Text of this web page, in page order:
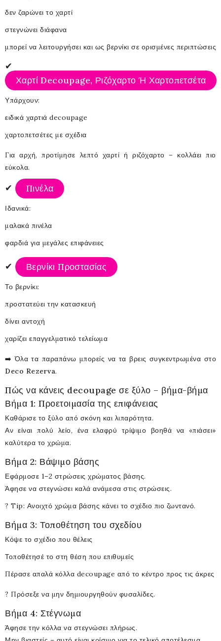
δεν ζαρώνει το χαρτί
στεγνώνει διάφανα
μπορεί να λειτουργήσει και ως βερνίκι σε ορισμένες περιπτώσεις
✔
Χαρτί Decoupage, Ριζόχαρτο Ή Χαρτοπετσέτα
Υπάρχουν:
ειδικά χαρτιά decoupage
χαρτοπετσέτες με σχέδια
Για αρχή, προτίμησε λεπτό χαρτί ή ριζόχαρτο – κολλάει πιο
εύκολα.
✔ Πινέλα
Ιδανικά:
μαλακά πινέλα
φαρδιά για μεγάλες επιφάνειες
✔ Βερνίκι Προστασίας
Το βερνίκι:
προστατεύει την κατασκευή
δίνει αντοχή
χαρίζει επαγγελματικό τελείωμα
➡️ Όλα τα παραπάνω μπορείς να τα βρεις συγκεντρωμένα στο
Deco Rezerva.
Πώς να κάνεις decoupage σε ξύλο – βήμα-βήμα
Βήμα 1: Προετοιμασία της επιφάνειας
Καθάρισε το ξύλο από σκόνη και λιπαρότητα.
Αν είναι πολύ λείο, ένα ελαφρύ τρίψιμο βοηθά να «πιάσει»
καλύτερα το χρώμα.
Βήμα 2: Βάψιμο βάσης
Εφάρμοσε 1–2 στρώσεις χρώματος βάσης.
Άφησε να στεγνώσει καλά ανάμεσα στις στρώσεις.
? Tip: Ανοιχτό χρώμα βάσης κάνει το σχέδιο πιο ζωντανό.
Βήμα 3: Τοποθέτηση του σχεδίου
Κόψε το σχέδιο που θέλεις
Τοποθέτησέ το στη θέση που επιθυμείς
Πέρασε απαλά κόλλα decoupage από το κέντρο προς τις άκρες
? Πρόσεξε να μην δημιουργηθούν φυσαλίδες.
Βήμα 4: Στέγνωμα
Άφησε την κόλλα να στεγνώσει πλήρως.